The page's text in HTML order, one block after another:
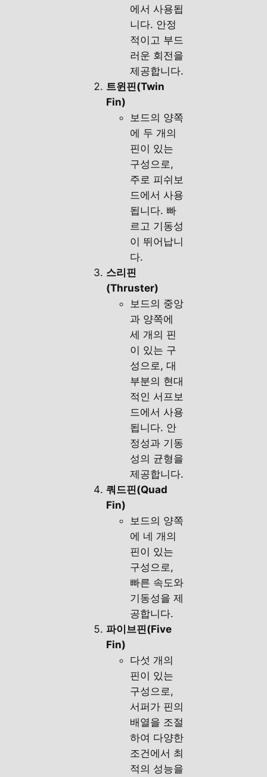
에서 사용됩
니다. 안정
적이고 부드
러운 회전을
제공합니다.
트윈핀(Twin
Fin)
보드의 양쪽
에 두 개의
핀이 있는
구성으로,
주로 피쉬보
드에서 사용
됩니다. 빠
르고 기동성
이 뛰어납니
다.
스리핀
(Thruster)
보드의 중앙
과 양쪽에
세 개의 핀
이 있는 구
성으로, 대
부분의 현대
적인 서프보
드에서 사용
됩니다. 안
정성과 기동
성의 균형을
제공합니다.
쿼드핀(Quad
Fin)
보드의 양쪽
에 네 개의
핀이 있는
구성으로,
빠른 속도와
기동성을 제
공합니다.
파이브핀(Five
Fin)
다섯 개의
핀이 있는
구성으로,
서퍼가 핀의
배열을 조절
하여 다양한
조건에서 최
적의 성능을